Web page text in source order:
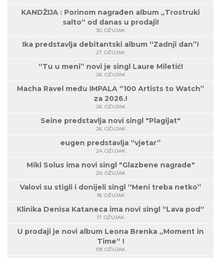
KANDŽIJA : Porinom nagrađen album „Trostruki
salto“ od danas u prodaji!
30. OŽUJAK
Ika predstavlja debitantski album “Zadnji dan”!
27. OŽUJAK
“Tu u meni” novi je singl Laure Miletić!
26. OŽUJAK
Macha Ravel među IMPALA “100 Artists to Watch”
za 2026.!
26. OŽUJAK
Seine predstavlja novi singl "Plagijat"
26. OŽUJAK
eugen predstavlja “vjetar”
24. OŽUJAK
Miki Solus ima novi singl "Glazbene nagrade"
20. OŽUJAK
Valovi su stigli i donijeli singl “Meni treba netko”
18. OŽUJAK
Klinika Denisa Kataneca ima novi singl “Lava pod“
17. OŽUJAK
U prodaji je novi album Leona Brenka „Moment in
Time“ !
09. OŽUJAK